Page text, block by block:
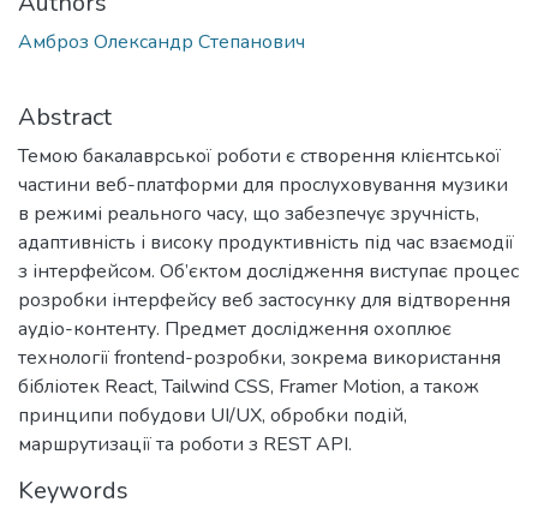
Амброз Олександр Степанович
Abstract
Темою бакалаврської роботи є створення клієнтської
частини веб-платформи для прослуховування музики
в режимі реального часу, що забезпечує зручність,
адаптивність і високу продуктивність під час взаємодії
з інтерфейсом. Об’єктом дослідження виступає процес
розробки інтерфейсу веб застосунку для відтворення
аудіо-контенту. Предмет дослідження охоплює
технології frontend-розробки, зокрема використання
бібліотек React, Tailwind CSS, Framer Motion, а також
принципи побудови UI/UX, обробки подій,
маршрутизації та роботи з REST API.
Keywords